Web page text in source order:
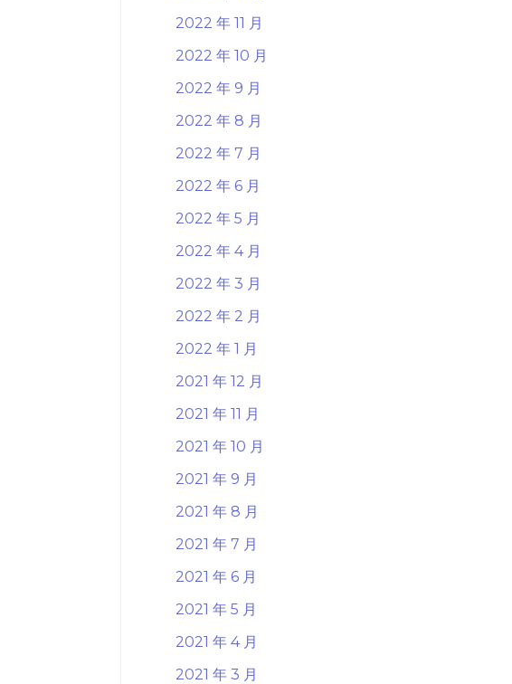
2022 年 11 月
2022 年 10 月
2022 年 9 月
2022 年 8 月
2022 年 7 月
2022 年 6 月
2022 年 5 月
2022 年 4 月
2022 年 3 月
2022 年 2 月
2022 年 1 月
2021 年 12 月
2021 年 11 月
2021 年 10 月
2021 年 9 月
2021 年 8 月
2021 年 7 月
2021 年 6 月
2021 年 5 月
2021 年 4 月
2021 年 3 月